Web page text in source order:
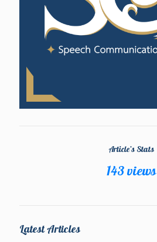
Article’s Stats
143 views
Latest Articles